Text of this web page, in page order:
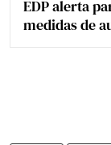
EDP alerta
medidas de